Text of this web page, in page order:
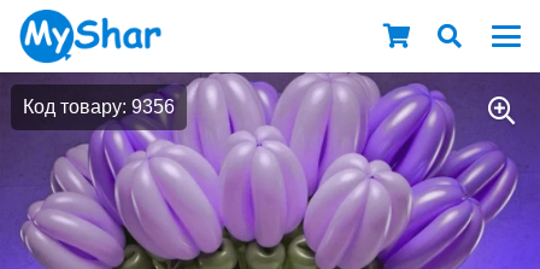
Код товару: 9356